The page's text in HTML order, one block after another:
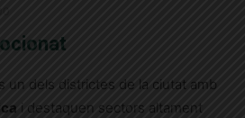
un dels districtes de la ciutat amb
i destaquen sectors altament